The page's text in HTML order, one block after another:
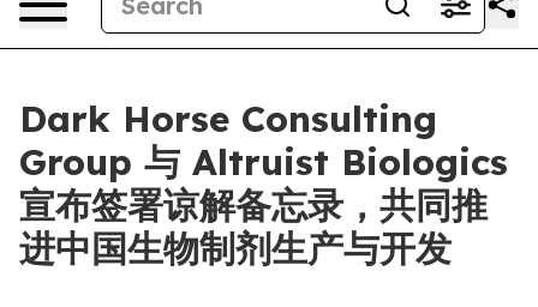
Dark Horse Consulting
Group 与 Altruist Biologics
宣布签署谅解备忘录，共同推
进中国生物制剂生产与开发